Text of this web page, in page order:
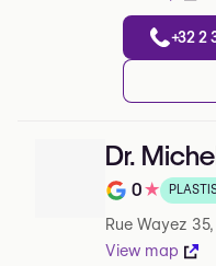
+32 2
Dr.
Note de 0 sur
0★
Rue Wayez
View map